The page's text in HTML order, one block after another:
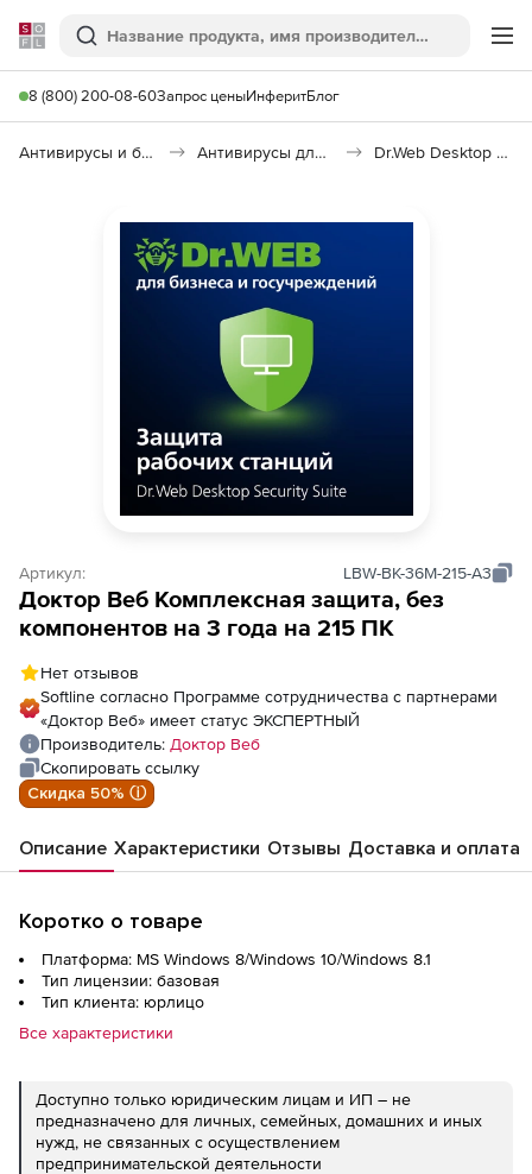
Softline
Поиск
8 (800) 200-08-60Запрос ценыИнферитБлог
Антивирусы и безопасность Антивирусы для организаций Dr.Web Desktop Security Suite
Артикул: LBW-BK-36M-215-A3
Доктор Веб Комплексная защита, без
компонентов на 3 года на 215 ПК
Нет отзывов
Softline согласно Программе сотрудничества с партнерами
«Доктор Веб» имеет статус ЭКСПЕРТНЫЙ
Производитель: Доктор Веб
Скопировать ссылку
Скидка 50% ⓘ
Описание Характеристики Отзывы Доставка и оплата
Коротко о товаре
Платформа: MS Windows 8/Windows 10/Windows 8.1
Тип лицензии: базовая
Тип клиента: юрлицо
Все характеристики
Доступно только юридическим лицам и ИП – не
предназначено для личных, семейных, домашних и иных
нужд, не связанных с осуществлением
предпринимательской деятельности